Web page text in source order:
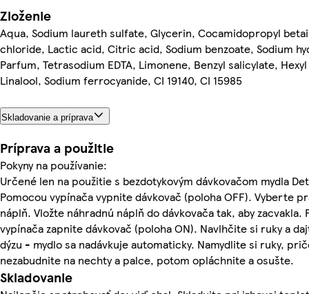
Zloženie
Aqua, Sodium laureth sulfate, Glycerin, Cocamidopropyl
chloride, Lactic acid, Citric acid, Sodium benzoate, Sodium
Parfum, Tetrasodium EDTA, Limonene, Benzyl salicylate,
Linalool, Sodium ferrocyanide, CI 19140, CI 15985
Skladovanie a príprava
Príprava a použitie
Pokyny na používanie:
Určené len na použitie s bezdotykovým dávkovačom mydla
Pomocou vypínača vypnite dávkovač (poloha OFF). Vyberte
náplň. Vložte náhradnú náplň do dávkovača tak, aby zacvakla.
vypínača zapnite dávkovač (poloha ON). Navlhčite si ruky a
dýzu - mydlo sa nadávkuje automaticky. Namydlite si ruky,
nezabudnite na nechty a palce, potom opláchnite a osušte.
Skladovanie